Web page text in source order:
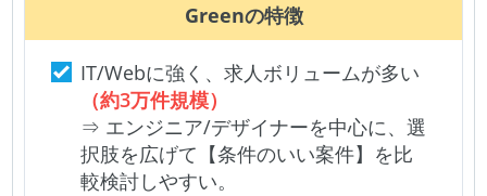
Greenの特徴
IT/Webに強く、求人ボリュームが多い
（約3万件規模）
⇒ エンジニア/デザイナーを中心に、選
択肢を広げて【条件のいい案件】を比
較検討しやすい。